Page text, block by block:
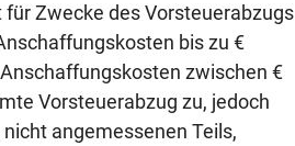
Zwecke des Vorsteuerabzugs
bis zu €
zwischen €
Vorsteuerabzug zu, jedoch
angemessenen Teils,